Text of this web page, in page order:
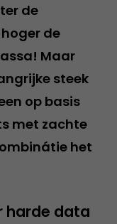
de
de
Maar
steek
op basis
met zachte
het
harde data